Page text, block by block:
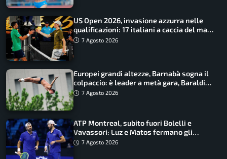
US Open 2026, invasione azzurra nelle
qualificazioni: 17 italiani a caccia del main
draw7 Agosto 2026
Europei grandi altezze, Barnabà sogna il
colpaccio: è leader a metà gara, Baraldi
ancora in corsa
7 Agosto 2026
ATP Montreal, subito fuori Bolelli e
Vavassori: Luz e Matos fermano gli
azzurri
7 Agosto 2026